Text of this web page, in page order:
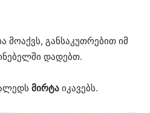
მოაქვს, განსაკუთრებით იმ
დადებთ.
მირტა იკავებს.